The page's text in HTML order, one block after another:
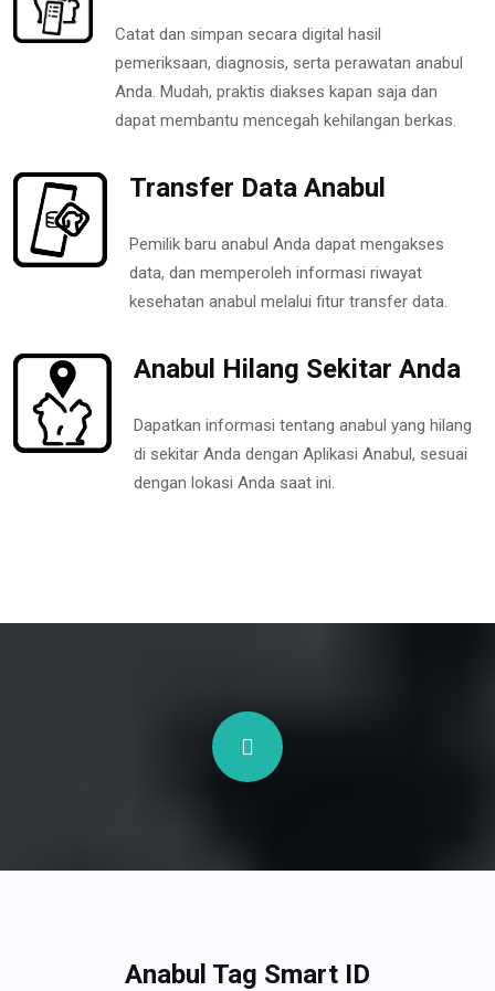
Catat dan simpan secara digital hasil
pemeriksaan, diagnosis, serta perawatan anabul
Anda. Mudah, praktis diakses kapan saja dan
dapat membantu mencegah kehilangan berkas.
Transfer Data Anabul
Pemilik baru anabul Anda dapat mengakses
data, dan memperoleh informasi riwayat
kesehatan anabul melalui fitur transfer data.
Anabul Hilang Sekitar Anda
Dapatkan informasi tentang anabul yang hilang
di sekitar Anda dengan Aplikasi Anabul, sesuai
dengan lokasi Anda saat ini.
Anabul Tag Smart ID